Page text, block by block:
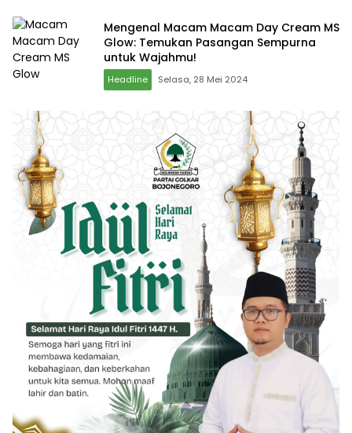
Mengenal Macam Macam Day Cream MS
Glow: Temukan Pasangan Sempurna
untuk Wajahmu!
Headline Selasa, 28 Mei 2024